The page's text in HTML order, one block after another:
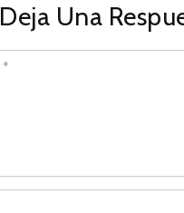
Deja Una